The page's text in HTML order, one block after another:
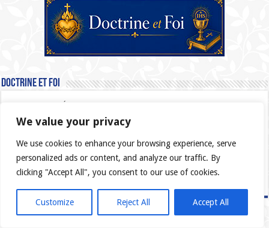
We value your privacy
We use cookies to enhance your browsing experience, serve
personalized ads or content, and analyze our traffic. By
clicking "Accept All", you consent to our use of cookies.
Customize Reject All Accept All
Doctrine et Foi
Catéchisme de l’Église Catholique
Dogmes de la Foi
Saintes Écritures
Sacrements
Les Commandements